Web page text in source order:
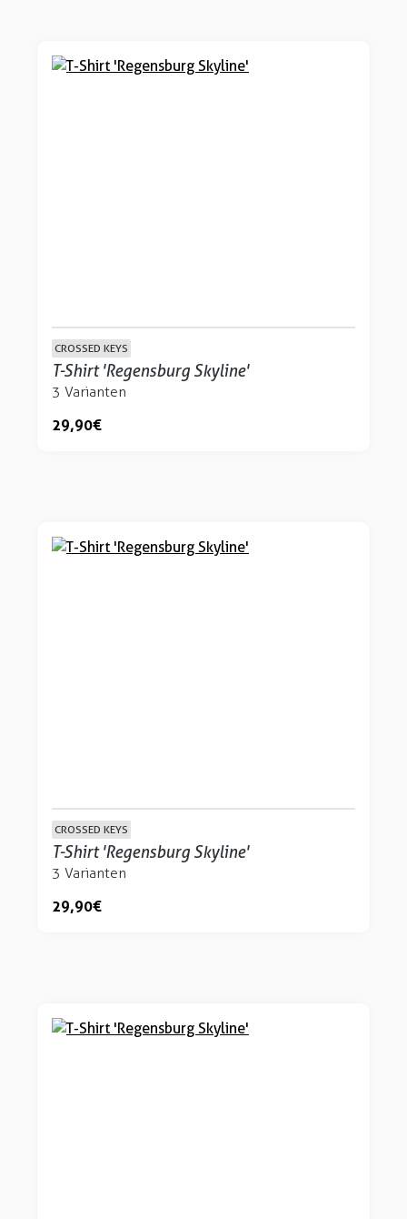
CROSSED KEYS
T-Shirt 'Regensburg Skyline'
3 Varianten
29,90 €
CROSSED KEYS
T-Shirt 'Regensburg Skyline'
3 Varianten
29,90 €